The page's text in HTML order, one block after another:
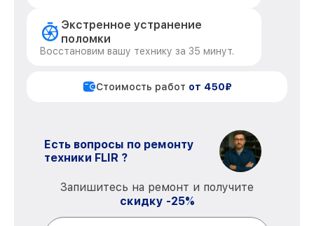
Экстренное устранение
поломки
Восстановим вашу технику за 35 минут.
Стоимость работ от 450₽
Есть вопросы по ремонту
техники FLIR ?
Запишитесь на ремонт и получите
скидку -25%